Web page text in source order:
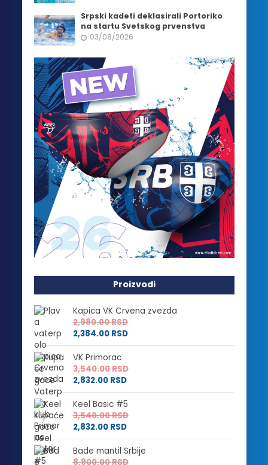
Srpski kadeti deklasirali Portoriko
na startu Svetskog prvenstva
03/08/2026
Proizvodi
Kapica VK Crvena zvezda
2,980.00RSD
2,384.00 RSD
VK Primorac
3,540.00RSD
2,832.00 RSD
Keel Basic #5
3,540.00RSD
2,832.00 RSD
Bade mantil Srbije
8,900.00RSD